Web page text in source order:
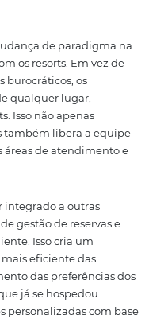
de
e inteligência
garantindo que
do futuro.
in
mudança de
com os resorts. Em
burocráticos, os
in de qualquer lugar,